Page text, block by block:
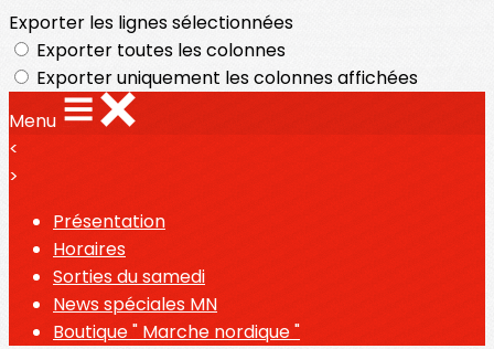
Exporter les lignes sélectionnées
Exporter toutes les colonnes
Exporter uniquement les colonnes affichées
Menu
<
>
Présentation
Horaires
Sorties du samedi
News spéciales MN
Boutique " Marche nordique "